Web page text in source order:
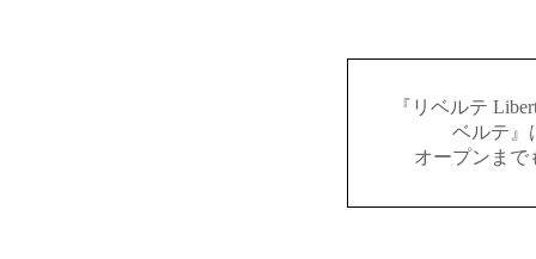
『リベルテ
ベルテ』
オープンまで